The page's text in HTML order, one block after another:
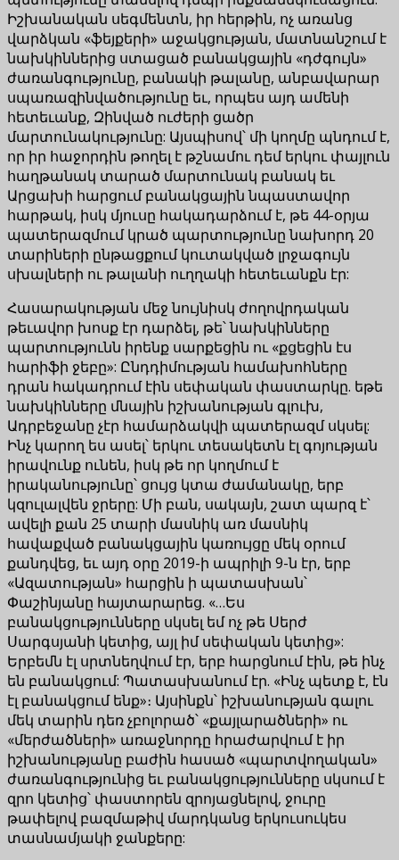
Իշխանական սեգմենտն, իր հերթին, ոչ առանց
վարձկան «ֆեյքերի» աջակցության, մատնանշում է
նախկիններից ստացած բանակցային «դժգույն»
ժառանգությունը, բանակի թալանը, անբավարար
սպառազինվածությունը եւ, որպես այդ ամենի
հետեւանք, Զինված ուժերի ցածր
մարտունակությունը: Այսպիսով՝ մի կողմը պնդում է,
որ իր հաջորդին թողել է թշնամու դեմ երկու փայլուն
հաղթանակ տարած մարտունակ բանակ եւ
Արցախի հարցում բանակցային նպաստավոր
հարթակ, իսկ մյուսը հակադարձում է, թե 44-օրյա
պատերազմում կրած պարտությունը նախորդ 20
տարիների ընթացքում կուտակված լրջագույն
սխալների ու թալանի ուղղակի հետեւանքն էր:
Հասարակության մեջ նույնիսկ ժողովրդական
թեւավոր խոսք էր դարձել, թե՝ նախկինները
պարտությունն իրենք սարքեցին ու «քցեցին էս
հարիֆի ջեբը»: Ընդդիմության համախոհները
դրան հակադրում էին սեփական փաստարկը. եթե
նախկինները մնային իշխանության գլուխ,
Ադրբեջանը չէր համարձակվի պատերազմ սկսել:
Ինչ կարող ես ասել՝ երկու տեսակետն էլ գոյության
իրավունք ունեն, իսկ թե որ կողմում է
իրականությունը՝ ցույց կտա ժամանակը, երբ
կզուլալվեն ջրերը: Մի բան, սակայն, շատ պարզ է՝
ավելի քան 25 տարի մասնիկ առ մասնիկ
հավաքված բանակցային կառույցը մեկ օրում
քանդվեց, եւ այդ օրը 2019-ի ապրիլի 9-ն էր, երբ
«Ազատության» հարցին ի պատասխան՝
Փաշինյանը հայտարարեց. «…Ես
բանակցությունները սկսել եմ ոչ թե Սերժ
Սարգսյանի կետից, այլ իմ սեփական կետից»:
Երբեմն էլ սրտնեղվում էր, երբ հարցնում էին, թե ինչ
են բանակցում: Պատասխանում էր. «Ինչ պետք է, էն
էլ բանակցում ենք»։ Այսինքն՝ իշխանության գալու
մեկ տարին դեռ չբոլորած՝ «քայլարածների» ու
«մերժածների» առաջնորդը հրաժարվում է իր
իշխանությանը բաժին հասած «պարտվողական»
ժառանգությունից եւ բանակցությունները սկսում է
զրո կետից՝ փաստորեն զրոյացնելով, ջուրը
թափելով բազմաթիվ մարդկանց երկուսուկես
տասնամյակի ջանքերը: